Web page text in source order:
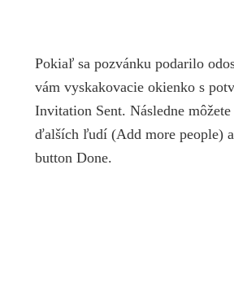
Pokiaľ sa pozvánku podarilo
vám vyskakovacie okienko s
Invitation Sent. Následne
ďalších ľudí (Add more people)
button Done.